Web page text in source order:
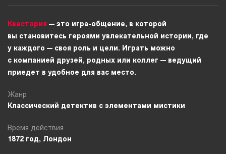
Квестория — это игра-общение, в которой
вы становитесь героями увлекательной истории, где
у каждого — своя роль и цели. Играть можно
с компанией друзей, родных или коллег — ведущий
приедет в удобное для вас место.
Жанр
Классический детектив с элементами мистики
Время действия
1872 год, Лондон